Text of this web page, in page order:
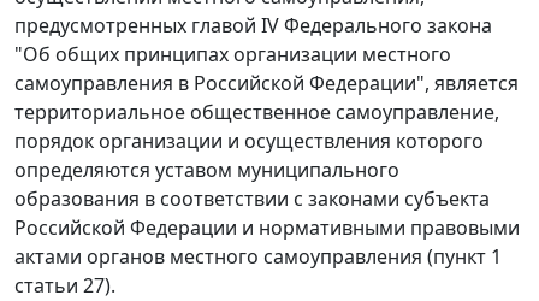
предусмотренных главой IVФедерального закона
"Об общих принципах организации местного
самоуправления в Российской Федерации", является
территориальное общественное самоуправление,
порядок организации и осуществления которого
определяются уставом муниципального
образования в соответствии с законами субъекта
Российской Федерации и нормативными правовыми
актами органов местного самоуправления (пункт 1
статьи 27).